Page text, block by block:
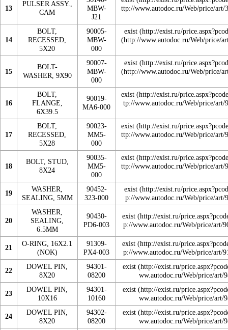
13
PULSER ASSY.,
CAM
MBW-
J21
14
BOLT,
RECESSED,
5X20
90005-
MBW-
000
exist
15
BOLT-
WASHER, 9X90
90007-
MBW-
000
exist
16
BOLT,
FLANGE,
6X39.5
90019-
MA6-000
exist
17
BOLT,
RECESSED,
5X28
90023-
MM5-
000
exist
18
BOLT, STUD,
8X24
90035-
MM5-
000
exist
19
WASHER,
SEALING, 5MM
90452-
323-000
exist
20
WASHER,
SEALING,
6.5MM
90430-
PD6-003
exist
21
O-RING, 16X2.1
(NOK)
91309-
PX4-003
exist
22
DOWEL PIN,
8X20
94301-
08200
exist
23
DOWEL PIN,
10X16
94301-
10160
exist
24
DOWEL PIN,
8X20
94302-
08200
exist